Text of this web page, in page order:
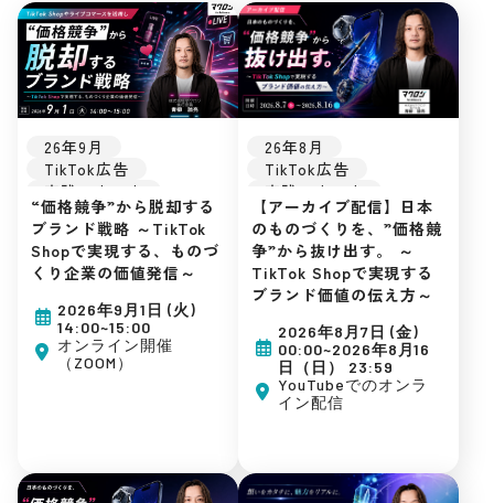
26年9月
TikTok広告
実践ノウハウ
UGC
バズ
ライブ配信
TikTok Shop
EC戦略
初めてのEC
広告運用
集客ノウハウ
“価格競争”から脱却する
ブランド戦略 ～TikTok
Shopで実現する、ものづ
くり企業の価値発信～
2026年9月1日 (火)
14:00~15:00
オンライン開催
（ZOOM）
26年8月
TikTok広告
実践ノウハウ
UGC
バズ
ライブ配信
TikTok Shop
EC戦略
アーカイブ配信
初めてのEC
広告運用
集客ノウハウ
【アーカイブ配信】日本
のものづくりを、”価格競
争”から抜け出す。 ～
TikTok Shopで実現する
ブランド価値の伝え方～
2026年8月7日 (金)
00:00~2026年8月16
日（日） 23:59
YouTubeでのオンラ
イン配信